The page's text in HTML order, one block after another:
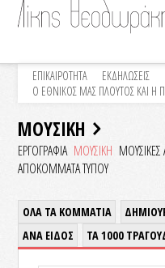
ΕΠΙΚΑΙΡΟΤΗΤΑ ΕΚΔΗΛΩΣΕΙΣ
Ο ΕΘΝΙΚΟΣ ΜΑΣ ΠΛΟΥΤΟΣ ΚΑΙ Η
ΜΟΥΣΙΚΗ
ΕΡΓΟΓΡΑΦΙΑ ΜΟΥΣΙΚΗ ΜΟΥΣΙΚΕΣ
ΑΠΟΚΟΜΜΑΤΑ ΤΥΠΟΥ
ΟΛΑ ΤΑ ΚΟΜΜΑΤΙΑ
ΑΝΑ ΕΙΔΟΣ
ΤΑ 1000